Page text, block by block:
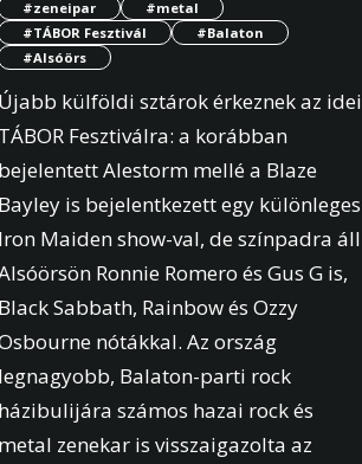
#zeneipar
#metal
#TÁBOR Fesztivál
#Balaton
#Alsóörs
Újabb külföldi sztárok érkeznek az idei
TÁBOR Fesztiválra: a korábban
bejelentett Alestorm mellé a Blaze
Bayley is bejelentkezett egy különleges
Iron Maiden show-val, de színpadra áll
Ronnie Romero és Gus G is,
Black Sabbath, Rainbow és Ozzy
nótákkal. Az ország
legnagyobb, Balaton-parti rock
házibulijára számos hazai rock és
metal zenekar is visszaigazolta az